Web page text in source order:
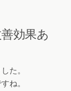
効果あ
た。
ね。